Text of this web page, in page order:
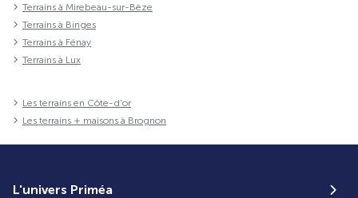
Terrains à Mirebeau-sur-Bèze
Terrains à Binges
Terrains à Fénay
Terrains à Lux
Les terrains en Côte-d'or
Les terrains + maisons à Brognon
L'univers Priméa